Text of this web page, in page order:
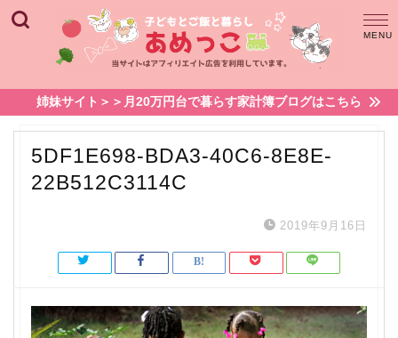
姉妹サイト＞＞月20万円台で暮らす家計簿ブログはこちら
5DF1E698-BDA3-40C6-8E8E-
22B512C3114C
2019年9月16日